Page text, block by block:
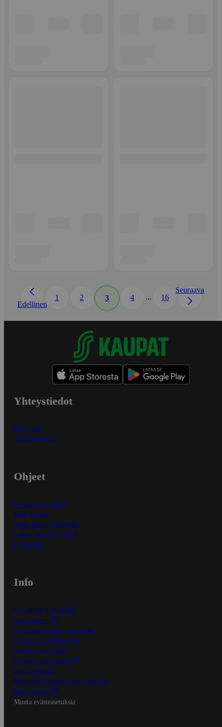
Edellinen
1 2 3 4 ... 16
Seuraava
Yhteystiedot
Myymälät
Asiakaspalvelu
Ohjeet
Ensitilaajan ohjeet
Näin maksat
Näin tilaat ja muokkaat
Kaikki ohjeet ja vinkit
In English
Info
S-Business yrityksille
Oiva-raportit
Osuuskauppojen yhteystiedot
Tilaus- ja toimitusehdot
Tietosuojakäytäntö
Palvelun käyttöehdot
Saavutettavuus
Mobiilisovelluksen saavutettavuus
Mainostajalle
Muuta evästeasetuksia